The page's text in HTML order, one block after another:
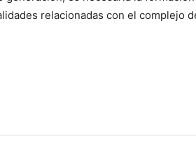
relacionadas con el complejo